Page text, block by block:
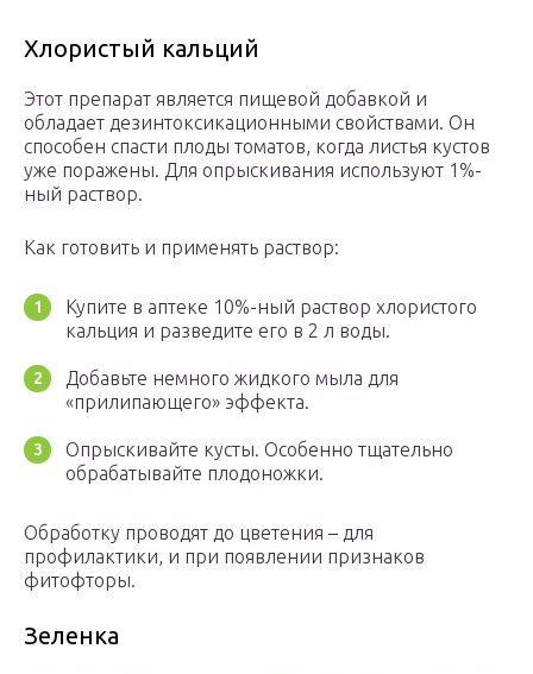
Хлористый кальций
Этот препарат является пищевой добавкой и
обладает дезинтоксикационными свойствами. Он
способен спасти плоды томатов, когда листья кустов
уже поражены. Для опрыскивания используют 1%-
ный раствор.
Как готовить и применять раствор:
Купите в аптеке 10%-ный раствор хлористого
кальция и разведите его в 2 л воды.
Добавьте немного жидкого мыла для
«прилипающего» эффекта.
Опрыскивайте кусты. Особенно тщательно
обрабатывайте плодоножки.
Обработку проводят до цветения – для
профилактики, и при появлении признаков
фитофторы.
Зеленка